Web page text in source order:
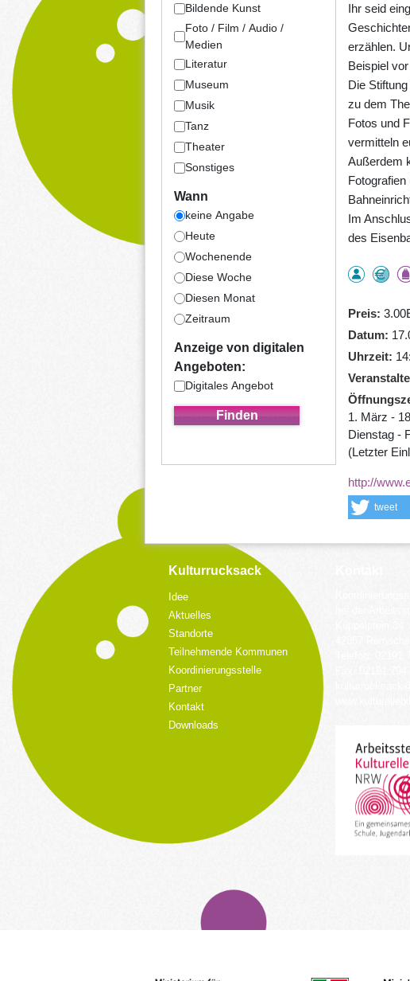
Bildende Kunst
Foto / Film / Audio /
Medien
Literatur
Museum
Musik
Tanz
Theater
Sonstiges
Wann
keine Angabe
Heute
Wochenende
Diese Woche
Diesen Monat
Zeitraum
Anzeige von digitalen
Angeboten:
Digitales Angebot
Ihr seid
erzählen.
Beispiel
Die
zu dem
Fotos und
vermitteln
Außerdem
Im
des
Preis
Datum
Uhrzeit
1. März -
Dienstag -
(Letzter
http://
tweet
Kulturrucksack
Idee
Aktuelles
Standorte
Teilnehmende Kommunen
Koordinierungsstelle
Partner
Kontakt
Downloads